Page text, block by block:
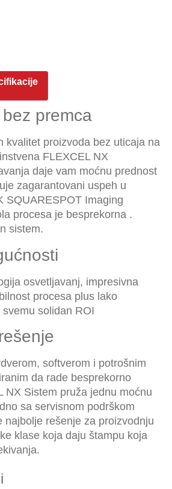
premca
kvalitet proizvoda bez uticaja na
FLEXCEL NX
daje vam moćnu prednost
zagarantovani uspeh u
SQUARESPOT Imaging
procesa je besprekorna .
sistem.
osvetljavanj, impresivna
procesa plus lako
solidan ROI
softverom i potrošnim
da rade besprekorno
NX Sistem pruža jednu moćnu
sa servisnom podrškom
najbolje rešenje za proizvodnju
klase koja daju štampu koja